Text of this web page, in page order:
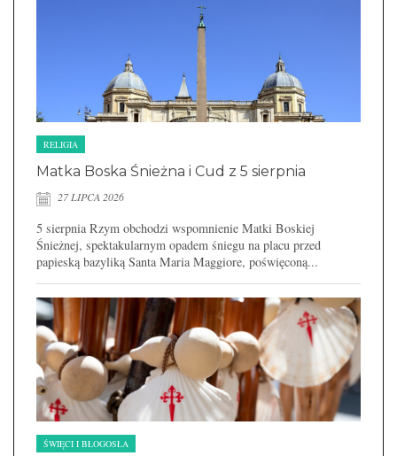
RELIGIA
Matka Boska Śnieżna i Cud z 5 sierpnia
27 LIPCA 2026
5 sierpnia Rzym obchodzi wspomnienie Matki Boskiej
Śnieżnej, spektakularnym opadem śniegu na placu przed
papieską bazyliką Santa Maria Maggiore, poświęconą...
ŚWIĘCI I BŁOGOSŁA